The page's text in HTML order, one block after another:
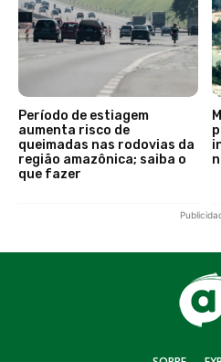
Período de estiagem
aumenta risco de
queimadas nas rodovias da
região amazônica; saiba o
que fazer